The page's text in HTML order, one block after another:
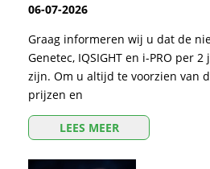
06-07-2026
Graag informeren wij u dat de
Genetec, IQSIGHT en i-PRO per
zijn. Om u altijd te voorzien van
prijzen en
LEES MEER